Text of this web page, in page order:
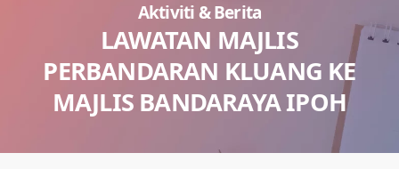
Aktiviti & Berita
LAWATAN MAJLIS
PERBANDARAN KLUANG KE
MAJLIS BANDARAYA IPOH